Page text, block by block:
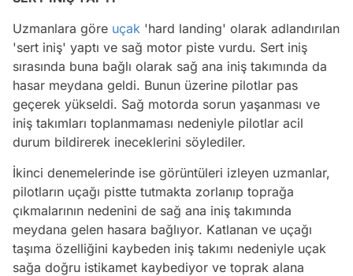
Uzmanlara göre uçak 'hard landing' olarak adlandırılan
'sert iniş' yaptı ve sağ motor piste vurdu. Sert iniş
sırasında buna bağlı olarak sağ ana iniş takımında da
hasar meydana geldi. Bunun üzerine pilotlar pas
geçerek yükseldi. Sağ motorda sorun yaşanması ve
iniş takımları toplanmaması nedeniyle pilotlar acil
durum bildirerek ineceklerini söylediler.
İkinci denemelerinde ise görüntüleri izleyen uzmanlar,
pilotların uçağı pistte tutmakta zorlanıp toprağa
çıkmalarının nedenini de sağ ana iniş takımında
meydana gelen hasara bağlıyor. Katlanan ve uçağı
taşıma özelliğini kaybeden iniş takımı nedeniyle uçak
sağa doğru istikamet kaybediyor ve toprak alana